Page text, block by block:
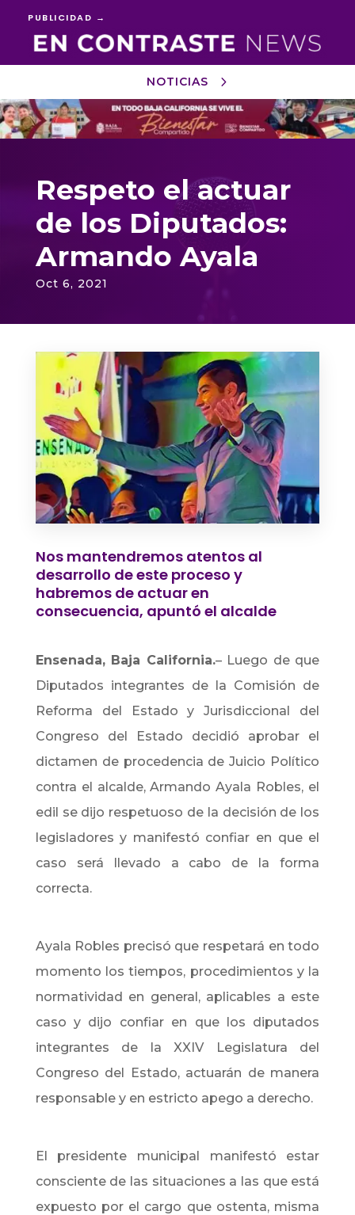
PUBLICIDAD →
NOTICIAS
Reproductor
de
vídeo
Respeto el actuar
de los Diputados:
Armando Ayala
Oct 6, 2021
Nos mantendremos atentos al
desarrollo de este proceso y
habremos de actuar en
consecuencia, apuntó el alcalde
Ensenada, Baja California.– Luego de que
Diputados integrantes de la Comisión de
Reforma del Estado y Jurisdiccional del
Congreso del Estado decidió aprobar el
dictamen de procedencia de Juicio Político
contra el alcalde, Armando Ayala Robles, el
edil se dijo respetuoso de la decisión de los
legisladores y manifestó confiar en que el
caso será llevado a cabo de la forma
correcta.
Ayala Robles precisó que respetará en todo
momento los tiempos, procedimientos y la
normatividad en general, aplicables a este
caso y dijo confiaren que los diputados
integrantes de la XXIV Legislatura del
Congreso del Estado, actuarán de manera
responsable y en estricto apego a derecho.
El presidente municipal manifestó estar
consciente de las situaciones a las que está
expuesto por el cargo que ostenta, misma